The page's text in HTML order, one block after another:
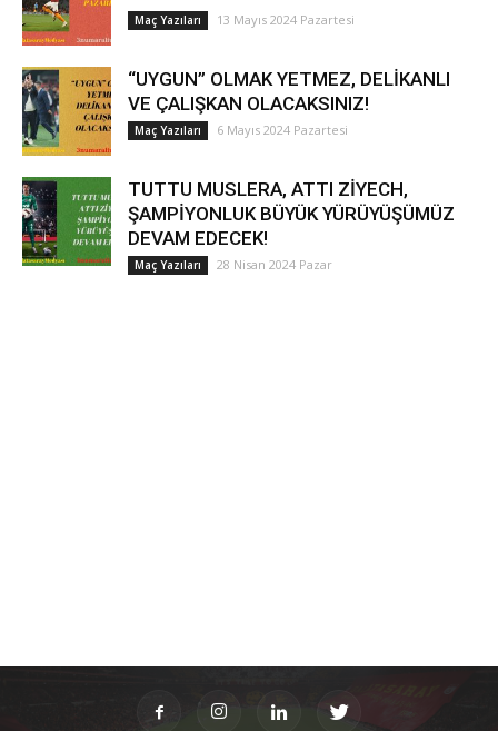
Maç Yazıları 13 Mayıs 2024 Pazartesi
“UYGUN” OLMAK YETMEZ, DELİKANLI
VE ÇALIŞKAN OLACAKSINIZ!
Maç Yazıları 6 Mayıs 2024 Pazartesi
TUTTU MUSLERA, ATTI ZİYECH,
ŞAMPİYONLUK BÜYÜK YÜRÜYÜŞÜMÜZ
DEVAM EDECEK!
Maç Yazıları 28 Nisan 2024 Pazar